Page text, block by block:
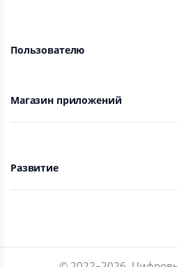
Пользователю
Магазин приложений
Развитие